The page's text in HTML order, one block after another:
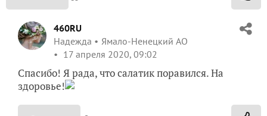
460RU
Надежда
Ямало-Ненецкий АО
17 апреля 2020, 09:02
Спасибо! Я рада, что салатик поравился. На
здоровье!